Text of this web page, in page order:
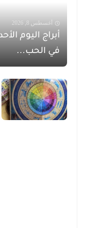
الحب...
أغسطس 7, 2026
2026 العامة في الحب والعمل...